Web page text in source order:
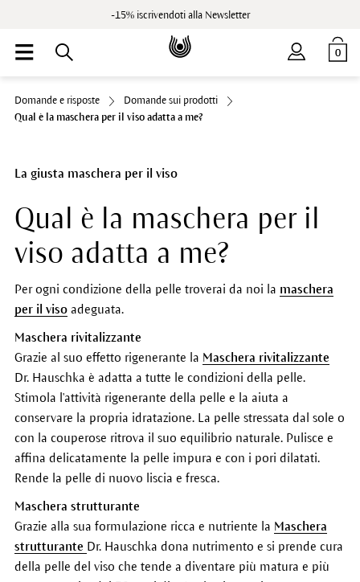
-15% iscrivendoti alla Newsletter
0
Domande e risposte
Domande sui prodotti
Qual è la maschera per il viso adatta a me?
La giusta maschera per il viso
Qual è la maschera per il
viso adatta a me?
Per ogni condizione della pelle troverai da noi la maschera
per il visoadeguata.
Maschera rivitalizzante
Grazie al suo effetto rigenerante la Maschera rivitalizzante
Dr. Hauschka è adatta a tutte le condizioni della pelle.
Stimola l'attività rigenerante della pelle e la aiuta a
conservare la propria idratazione. La pelle stressata dal sole o
con la couperose ritrova il suo equilibrio naturale. Pulisce e
affina delicatamente la pelle impura e con i pori dilatati.
Rende la pelle di nuovo liscia e fresca.
Maschera strutturante
Grazie alla sua formulazione ricca e nutriente la Maschera
strutturante Dr. Hauschka dona nutrimento e si prende cura
della pelle del viso che tende a diventare più matura e più